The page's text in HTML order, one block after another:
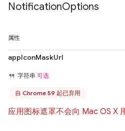
NotificationOptions
属性
appIconMaskUrl
字符串 可选
自 Chrome 59 起已弃用
应用图标遮罩不会向 Mac OS X